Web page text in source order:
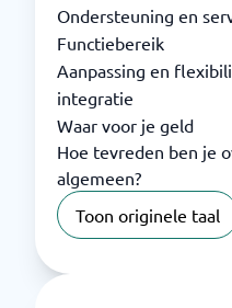
Ondersteuning en
Functiebereik
Aanpassing en
integratie
Waar voor je geld
Hoe tevreden ben je
algemeen?
Toon originele taal